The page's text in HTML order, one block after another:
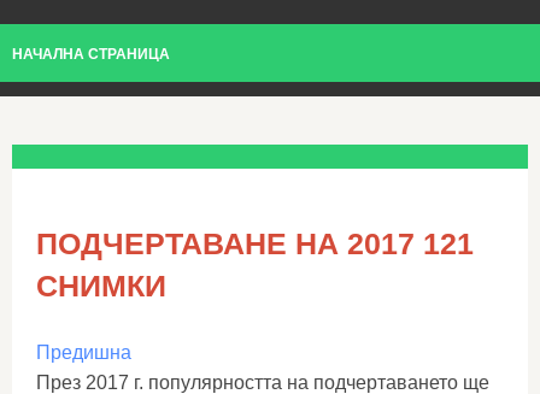
НАЧАЛНА СТРАНИЦА
ПОДЧЕРТАВАНЕ НА 2017 121
СНИМКИ
Предишна
През 2017 г. популярността на подчертаването ще